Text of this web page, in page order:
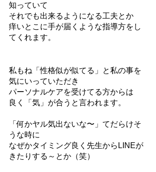
知っていて
それでも出来るようになる工夫とか
痒いとこに手が届くような指導方をし
てくれます。
私もね「性格似が似てる」と私の事を
気にいっていただき
パーソナルケアを受けてる方からは
良く「気」が合うと言われます。
「何かヤル気出ないな〜」てだらけそ
うな時に
なぜかタイミング良く先生からLINEが
きたりする～とか（笑）